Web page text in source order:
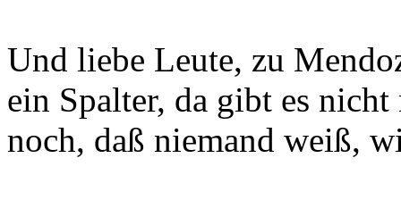
Und liebe Leute, zu
ein Spalter, da gibt es
noch, daß niemand weiß,